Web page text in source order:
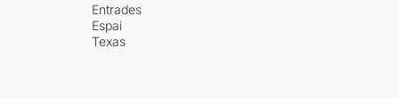
Entrades
Espai
Texas